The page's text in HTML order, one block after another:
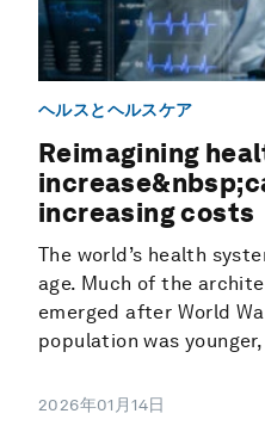
ヘルスとヘルスケア
Reimagining
increasing costs
The world’s health
age. Much of the
emerged after World
population was
2026年01月14日